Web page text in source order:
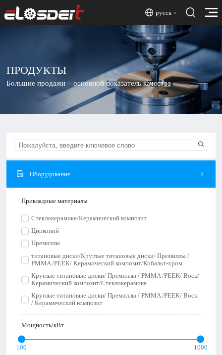
русск
ПРОДУКТЫ
Большие продажи – основной показатель качества
Оборудование
Прикладные материалы
Стеклокерамика/Керамический композит
Цирконий
Премиллы
титановые диски/Круглые титановые диски/ Премиллы /
PMMA /PEEK/ Керамический композит/Кобальт-хром
Круглые титановые диски/ Премиллы / PMMA /PEEK/ Воск/
Керамический композит/Стеклокерамика
Круглые титановые диски/ Премиллы / PMMA /PEEK/ Воск
/ Керамический композит
Мощность/кВт
100 1000